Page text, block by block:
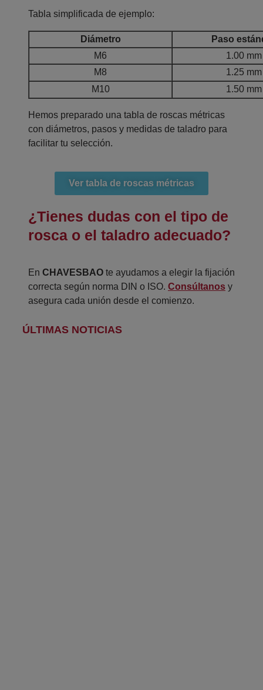
Tabla simplificada de ejemplo:
Diámetro
Paso
M6
1.00 mm
M8
1.25 mm
M10
1.50 mm
Hemos preparado una tabla de roscas métricas
con diámetros, pasos y medidas de taladro para
facilitar tu selección.
Ver tabla de roscas métricas
¿Tienes dudas con el tipo de
rosca o el taladro adecuado?
En CHAVESBAO te ayudamos a elegir la fijación
correcta según norma DIN o ISO. Consúltanos y
asegura cada unión desde el comienzo.
ÚLTIMAS NOTICIAS